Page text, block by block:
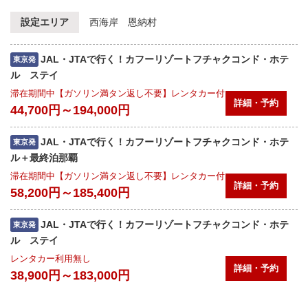
設定エリア 西海岸 恩納村
東京発 JAL・JTAで行く！カフーリゾートフチャクコンド・ホテ
ル ステイ
滞在期間中【ガソリン満タン返し不要】レンタカー付
44,700円～194,000円
詳細・予約
東京発 JAL・JTAで行く！カフーリゾートフチャクコンド・ホテ
ル＋最終泊那覇
滞在期間中【ガソリン満タン返し不要】レンタカー付
58,200円～185,400円
詳細・予約
東京発 JAL・JTAで行く！カフーリゾートフチャクコンド・ホテ
ル ステイ
レンタカー利用無し
38,900円～183,000円
詳細・予約